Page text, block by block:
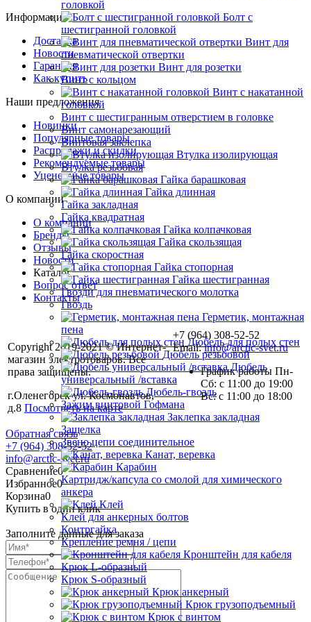
головкой
Болт с
шестигранной головкой
Винт для
пневматической отвертки
Винт для розетки
Винт с кольцом
Винт с накатанной
головкой
Винт с шестигранным отверстием в головке
Винт самонарезающий
Винтовая заклепка
Втулка изолирующая
Втулка резьбовая
Гайка барашковая
Гайка длинная
Гайка закладная
Гайка квадратная
Гайка колпачковая
Гайка скользящая
Гайка скоростная
Гайка стопорная
Гайка шестигранная
Гвозди для пневматического молотка
Гвоздь
Герметик, монтажная
пена
Дюбель для полых стен
Дюбель резьбовой
Дюбель
универсальный /вставка
Дюбель-гвоздь
Зажим винтовой Гофмана
Заклепка закладная
Защелка
Звено цепи соединительное
Канат, веревка
Карабин
Картридж/капсула со смолой для химического
анкера
Клей
Клей для анкерных болтов
Контргайка
Крепление ремня / цепи
Кронштейн для кабеля
Крюк L-образный
Крюк S-образный
Крюк анкерный
Крюк грузоподъемный
Крюк с винтом
Информация
Доставка
Новости
Гарантия
Как купить
Наши предложения
Новинки
Популярные товары
Распродажи и скидки
Рекомендуемые товары
Уцененные товары
О компании
О компании
Бренды
Отзывы
Новости
Каталог
Вопрос ответ
Контакты
Copyright 2019-2021 © Интернет-
магазин электротоваров. Все
права защищены.
г.Оленегорск ул. Космонавтов,
д.8 Посмотреть на карте
+7 (964) 308-52-52
Email:info@arctic-svet.ru
График работы Пн-
Сб: с 11:00 до 19:00
Вс: с 11:00 до 18:00
Обратная связь
+7 (964) 308-52-52
info@arctic-svet.ru
Сравнение0
Избранное0
Корзина0
Купить в один клик
Заполните данные для заказа